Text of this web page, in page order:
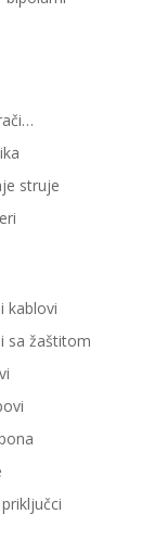
struje
kablovi
sa žaštitom